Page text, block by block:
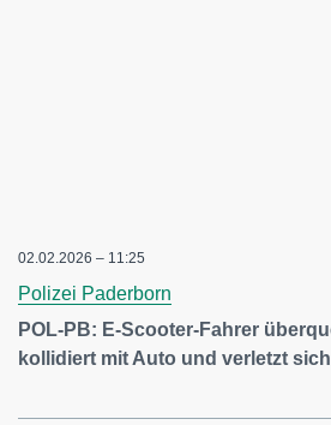
02.02.2026 – 11:25
Polizei Paderborn
POL-PB: E-Scooter-Fahrer
kollidiert mit Auto und verletzt